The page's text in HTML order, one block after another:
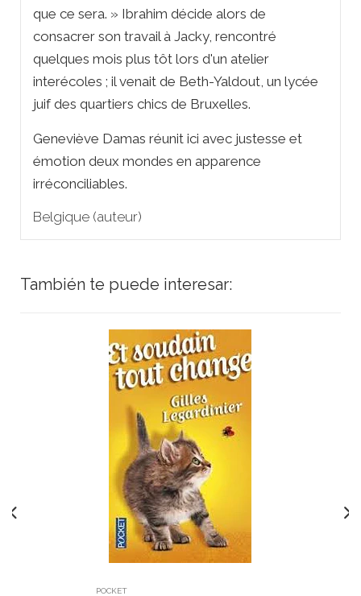
que ce sera. » Ibrahim décide alors de
consacrer son travail à Jacky, rencontré
quelques mois plus tôt lors d'un atelier
interécoles ; il venait de Beth-Yaldout, un lycée
juif des quartiers chics de Bruxelles.
Geneviève Damas réunit ici avec justesse et
émotion deux mondes en apparence
irréconciliables.
Belgique (auteur)
También te puede interesar:
POCKET